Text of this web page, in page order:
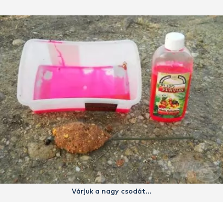
Várjuk a nagy csodát…